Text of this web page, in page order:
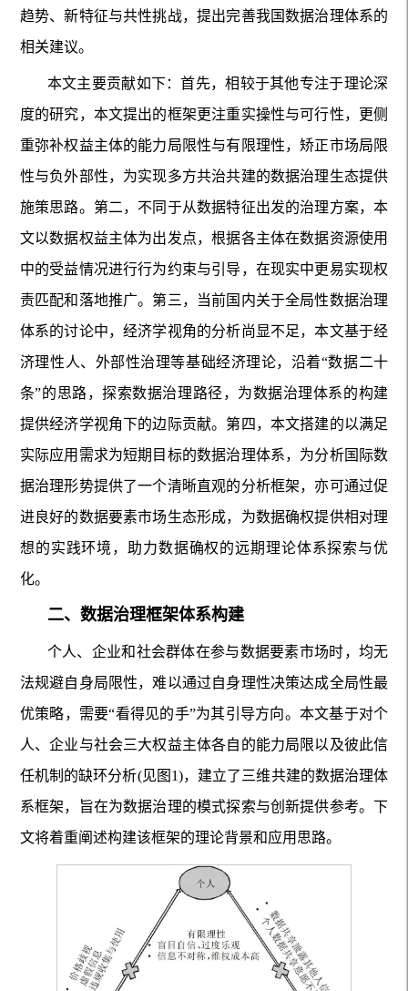
趋势、新特征与共性挑战，提出完善我国数据治理体系的
相关建议。
本文主要贡献如下：首先，相较于其他专注于理论深
度的研究，本文提出的框架更注重实操性与可行性，更侧
重弥补权益主体的能力局限性与有限理性，矫正市场局限
性与负外部性，为实现多方共治共建的数据治理生态提供
施策思路。第二，不同于从数据特征出发的治理方案，本
文以数据权益主体为出发点，根据各主体在数据资源使用
中的受益情况进行行为约束与引导，在现实中更易实现权
责匹配和落地推广。第三，当前国内关于全局性数据治理
体系的讨论中，经济学视角的分析尚显不足，本文基于经
济理性人、外部性治理等基础经济理论，沿着“数据二十
条”的思路，探索数据治理路径，为数据治理体系的构建
提供经济学视角下的边际贡献。第四，本文搭建的以满足
实际应用需求为短期目标的数据治理体系，为分析国际数
据治理形势提供了一个清晰直观的分析框架，亦可通过促
进良好的数据要素市场生态形成，为数据确权提供相对理
想的实践环境，助力数据确权的远期理论体系探索与优
化。
二、数据治理框架体系构建
个人、企业和社会群体在参与数据要素市场时，均无
法规避自身局限性，难以通过自身理性决策达成全局性最
优策略，需要“看得见的手”为其引导方向。本文基于对个
人、企业与社会三大权益主体各自的能力局限以及彼此信
任机制的缺环分析(见图1)，建立了三维共建的数据治理体
系框架，旨在为数据治理的模式探索与创新提供参考。下
文将着重阐述构建该框架的理论背景和应用思路。